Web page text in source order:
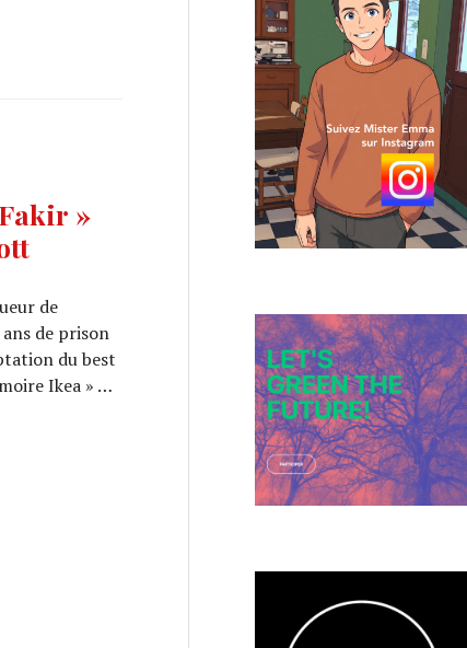
»
de
de prison
du best
Ikea » …
Voyage du Fakir) de Ken Scott